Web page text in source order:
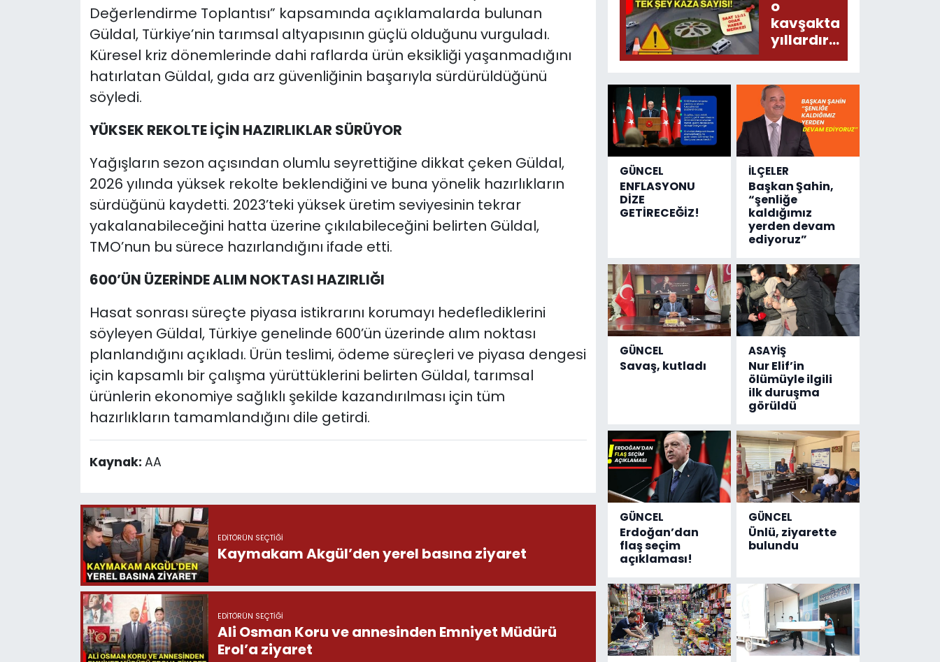
Değerlendirme Toplantısı” kapsamında açıklamalarda bulunan
Güldal, Türkiye’nin tarımsal altyapısının güçlü olduğunu vurguladı.
Küresel kriz dönemlerinde dahi raflarda ürün eksikliği yaşanmadığını
hatırlatan Güldal, gıda arz güvenliğinin başarıyla sürdürüldüğünü
söyledi.
YÜKSEK REKOLTE İÇİN HAZIRLIKLAR SÜRÜYOR
Yağışların sezon açısından olumlu seyrettiğine dikkat çeken Güldal,
2026 yılında yüksek rekolte beklendiğini ve buna yönelik hazırlıkların
sürdüğünü kaydetti. 2023’teki yüksek üretim seviyesinin tekrar
yakalanabileceğini hatta üzerine çıkılabileceğini belirten Güldal,
TMO’nun bu sürece hazırlandığını ifade etti.
600’ÜN ÜZERİNDE ALIM NOKTASI HAZIRLIĞI
Hasat sonrası süreçte piyasa istikrarını korumayı hedeflediklerini
söyleyen Güldal, Türkiye genelinde 600’ün üzerinde alım noktası
planlandığını açıkladı. Ürün teslimi, ödeme süreçleri ve piyasa dengesi
için kapsamlı bir çalışma yürüttüklerini belirten Güldal, tarımsal
ürünlerin ekonomiye sağlıklı şekilde kazandırılması için tüm
hazırlıkların tamamlandığını dile getirdi.
Kaynak: AA
EDITÖRÜN SEÇTIĞI
Kaymakam Akgül’den yerel basına ziyaret
EDITÖRÜN SEÇTIĞI
Ali Osman Koru ve annesinden Emniyet Müdürü
Erol’a ziyaret
donduracak
olaylar
olmuş...
o
kavşakta
yıllardır
değişen
kaza
sayısı!
GÜNCEL
ENFLASYONU
DİZE
GETİRECEĞİZ!
İLÇELER
Başkan Şahin,
“şenliğe
kaldığımız
yerden devam
ediyoruz”
GÜNCEL
Savaş, kutladı
ASAYİŞ
Nur Elif’in
ölümüyle ilgili
ilk duruşma
görüldü
GÜNCEL
Erdoğan’dan
flaş seçim
açıklaması!
GÜNCEL
Ünlü, ziyarette
bulundu